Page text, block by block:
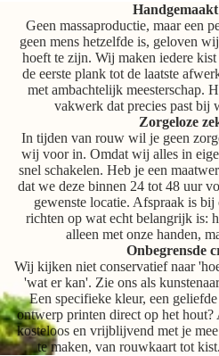
Geen massaproductie, maar een
geen mens hetzelfde is, geloven
hoeft te zijn. Wij maken iedere
de eerste plank tot de laatste
met ambachtelijk meesterschap.
vakwerk dat precies past bij
Zorgeloze
In tijden van rouw wil je geen
wij voor in. Omdat wij alles in
snel schakelen. Heb je een
dat we deze binnen 24 tot 48 uur
gewenste locatie. Afspraak is
richten op wat echt belangrijk is:
alleen met onze handen,
Onbegrensde
Wij kijken niet conservatief naar
'wat er kan'. Zie ons als
Een specifieke kleur, een
ontwerp printen direct op het
kosteloos en vrijblijvend met je
te maken, van rouwkaart tot